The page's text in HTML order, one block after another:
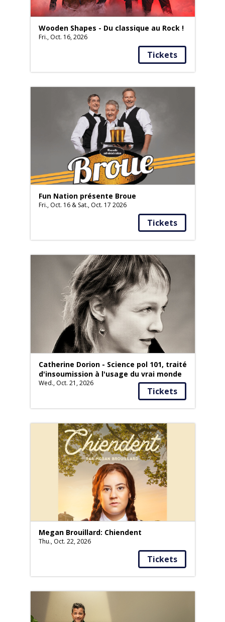
Wooden Shapes - Du classique au Rock !
Fri., Oct. 16, 2026
Tickets
Fun Nation présente Broue
Fri., Oct. 16 & Sat., Oct. 17 2026
Tickets
Catherine Dorion - Science pol 101, traité
d'insoumission à l'usage du vrai monde
Wed., Oct. 21, 2026
Tickets
Megan Brouillard: Chiendent
Thu., Oct. 22, 2026
Tickets